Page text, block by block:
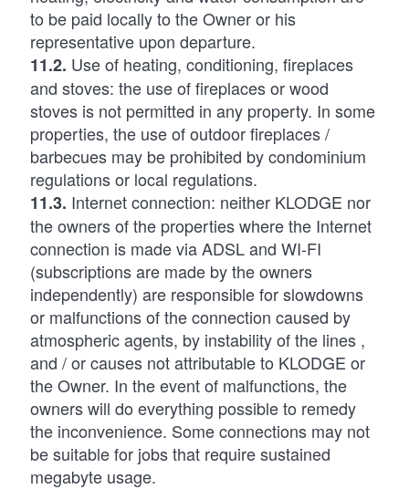
to be paid locally to the Owner or his
representative upon departure.
11.2. Use of heating, conditioning, fireplaces
and stoves: the use of fireplaces or wood
stoves is not permitted in any property. In some
properties, the use of outdoor fireplaces /
barbecues may be prohibited by condominium
regulations or local regulations.
11.3. Internet connection: neither KLODGE nor
the owners of the properties where the Internet
connection is made via ADSL and WI-FI
(subscriptions are made by the owners
independently) are responsible for slowdowns
or malfunctions of the connection caused by
atmospheric agents, by instability of the lines ,
and / or causes not attributable to KLODGE or
the Owner. In the event of malfunctions, the
owners will do everything possible to remedy
the inconvenience. Some connections may not
be suitable for jobs that require sustained
megabyte usage.